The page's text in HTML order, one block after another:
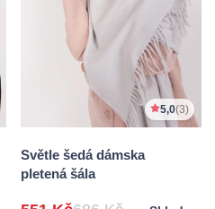
5,0(3)
Světle šedá dámska
pletená šála